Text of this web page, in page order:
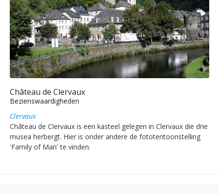
Château de Clervaux
Bezienswaardigheden
Clervaux
Château de Clervaux is een kasteel gelegen in Clervaux die drie
musea herbergt. Hier is onder andere de fototentoonstelling
'Family of Man' te vinden.